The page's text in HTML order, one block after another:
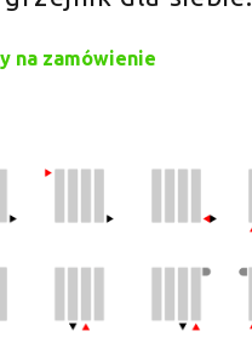
na zamówienie